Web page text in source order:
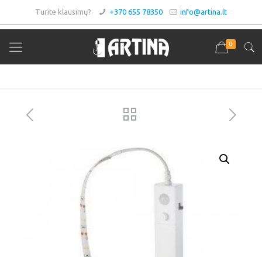
Turite klausimų? +370 655 78350 info@artina.lt
0
Asortimentas